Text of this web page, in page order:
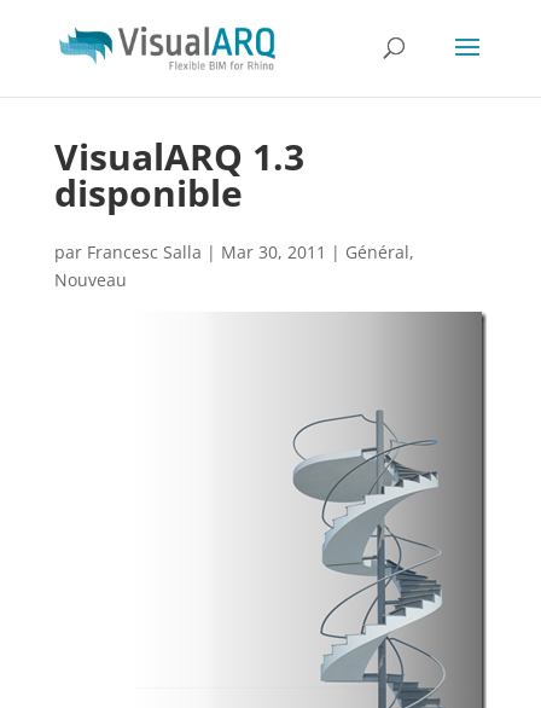
VisualARQ 1.3
disponible
par Francesc Salla | Mar 30, 2011 | Général,
Nouveau